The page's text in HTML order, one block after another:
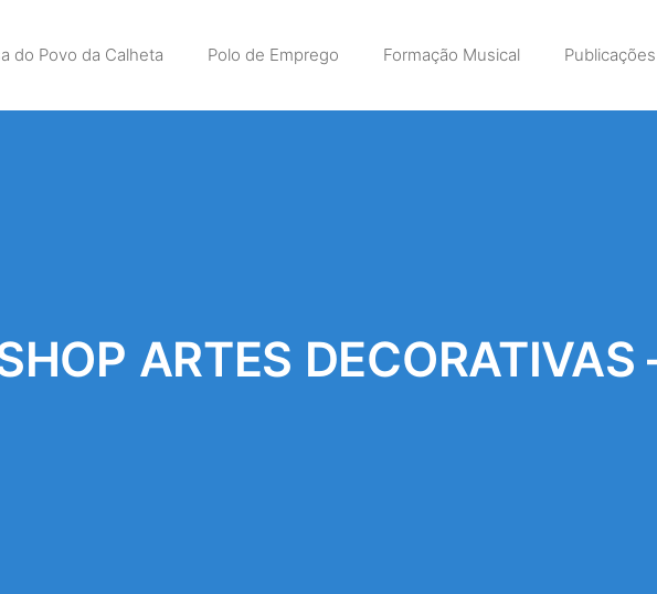
do Povo da Calheta Polo de Emprego Formação Musical Publicações
ARTES DECORATIVAS